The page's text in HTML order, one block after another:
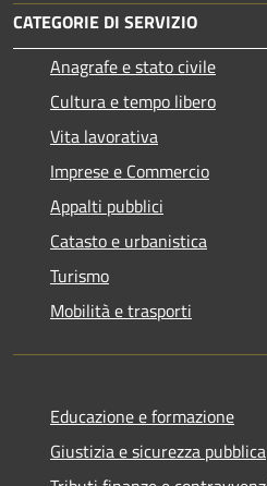
CATEGORIE DI SERVIZIO
Anagrafe e stato civile
Cultura e tempo libero
Vita lavorativa
Imprese e Commercio
Appalti pubblici
Catasto e urbanistica
Turismo
Mobilità e trasporti
Educazione e formazione
Giustizia e sicurezza pubblica